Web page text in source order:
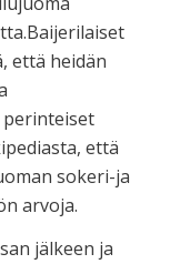
että heidän
että
sokeri-ja
arvoja.
jälkeen ja